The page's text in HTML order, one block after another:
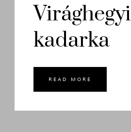
Virághegyi
kadarka
READ MORE